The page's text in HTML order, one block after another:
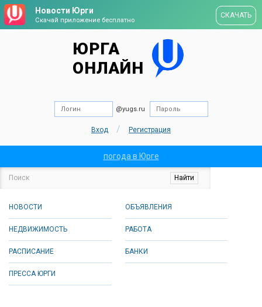
Новости Юрги
Скачай приложение бесплатно
СКАЧАТЬ
ЮРГА
ОНЛАЙН
@yugs.ru
Вход / Регистрация
погода в Юрге
НОВОСТИ ОБЪЯВЛЕНИЯ
НЕДВИЖИМОСТЬ РАБОТА
РАСПИСАНИЕ БАНКИ
ПРЕССА ЮРГИ